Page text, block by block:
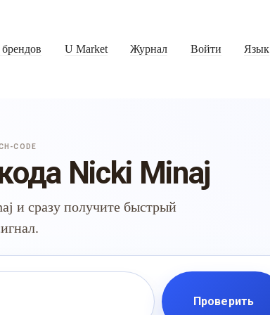
U Market Журнал Войти Язык
CODE
Nicki Minaj
и сразу получите быстрый
Проверить